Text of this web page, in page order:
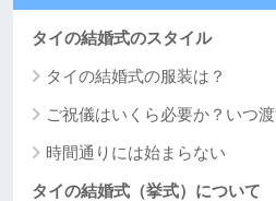
タイの結婚式のスタイル
タイの結婚式の服装は？
ご祝儀はいくら必要か？いつ
時間通りには始まらない
タイの結婚式（挙式）について